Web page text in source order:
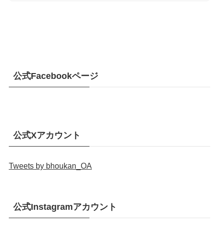
公式Facebookページ
公式Xアカウント
Tweets by bhoukan_OA
公式Instagramアカウント